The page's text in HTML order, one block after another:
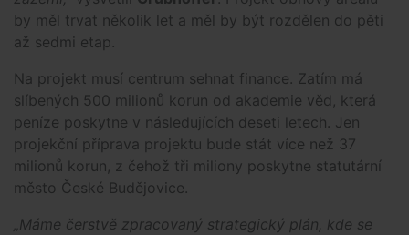
by měl trvat několik let a měl by být rozdělen do pěti
až sedmi etap.
Na projekt musí centrum sehnat finance. Zatím má
slíbených 500 milionů korun od akademie věd, která
peníze poskytne v následujících deseti letech. Jen
projekční příprava projektu bude stát více než 37
milionů korun, z čehož tři miliony poskytne statutární
město České Budějovice.
„Máme čerstvě zpracovaný strategický plán, kde se